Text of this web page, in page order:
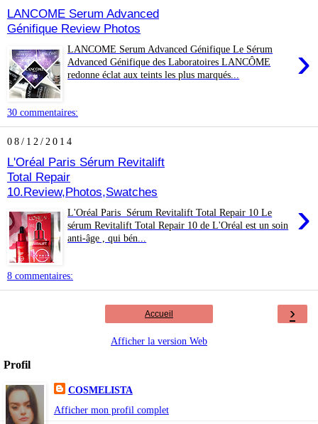
LANCOME Serum Advanced
Génifique Review Photos
›
LANCOME Serum Advanced Génifique Le Sérum
Advanced Génifique des Laboratoires LANCÔME
redonne éclat aux teints les plus marqués...
30 commentaires:
08/12/2014
L'Oréal Paris Sérum Revitalift
Total Repair
10.Review,Photos,Swatches
›
L'Oréal Paris Sérum Revitalift Total Repair 10 Le
sérum Revitalift Total Repair 10 de L'Oréal est un soin
anti-âge , qui bén...
8 commentaires:
›
Accueil
Afficher la version Web
Profil
COSMELISTA
Afficher mon profil complet